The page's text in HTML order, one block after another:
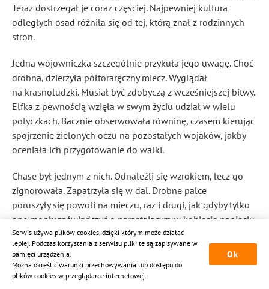
Teraz dostrzegał je coraz częściej. Najpewniej kultura
odległych osad różniła się od tej, którą znał z rodzinnych
stron.
Jedna wojowniczka szczególnie przykuła jego uwagę. Choć
drobna, dzierżyła półtoraręczny miecz. Wyglądał
na krasnoludzki. Musiał być zdobyczą z wcześniejszej bitwy.
Elfka z pewnością wzięła w swym życiu udział w wielu
potyczkach. Bacznie obserwowała równinę, czasem kierując
spojrzenie zielonych oczu na pozostałych wojaków, jakby
oceniała ich przygotowanie do walki.
Chase był jednym z nich. Odnaleźli się wzrokiem, lecz go
zignorowała. Zapatrzyła się w dal. Drobne palce
poruszyły się powoli na mieczu, raz i drugi, jak gdyby tylko
one mogły zaświadczyć o narastającym w kobiecie napięciu.
Mrok przed nimi narastał. Stawał się ogromną burzową
zasłoną, zza której nic nie było widać. Chase’owi i jego
towarzyszom zaczęła udzielać się trwoga, lecz wciąż stali
Serwis używa plików cookies, dzięki którym może działać
lepiej. Podczas korzystania z serwisu pliki te są zapisywane w
pamięci urządzenia.
Można określić warunki przechowywania lub dostępu do
plików cookies w przeglądarce internetowej.
Ok